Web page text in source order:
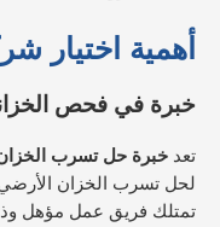
أهمية اختيار
خبرة في فحص
تعد خبرة حل تسرب
لحل تسرب الخزان
تمتلك فريق عمل مؤهل